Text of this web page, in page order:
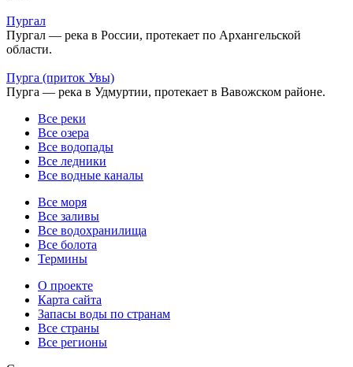
Пургал
Пургал — река в России, протекает по Архангельской
области.
Пурга (приток Увы)
Пурга — река в Удмуртии, протекает в Вавожском районе.
Все реки
Все озера
Все водопады
Все ледники
Все водные каналы
Все моря
Все заливы
Все водохранилища
Все болота
Термины
О проекте
Карта сайта
Запасы воды по странам
Все страны
Все регионы